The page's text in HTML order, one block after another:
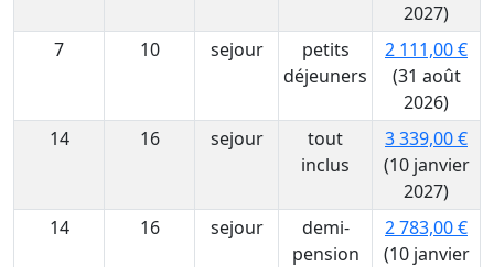
2027)
7
10 sejour
petits
déjeuners
2 111,00 €
(31 août
2026)
14
16 sejour
tout
inclus
3 339,00 €
(10 janvier
2027)
14
16 sejour
demi-
pension
2 783,00 €
(10 janvier